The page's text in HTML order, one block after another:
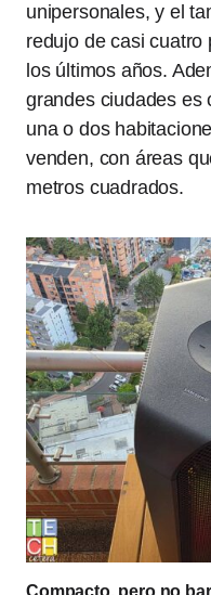
unipersonales, y el
redujo de casi cuatro
los últimos años.
grandes ciudades es
una o dos
venden, con áreas
metros cuadrados.
Compacto, pero no